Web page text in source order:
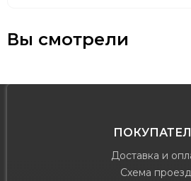
Вы смотрели
Доставка и
Схема